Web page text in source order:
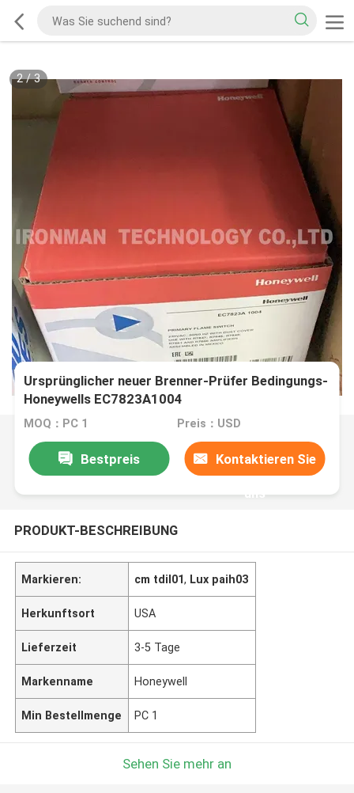
2/3
Ursprünglicher neuer Brenner-Prüfer Bedingungs-
Honeywells EC7823A1004
MOQ：PC 1 Preis：USD
Bestpreis Kontaktieren Sie
uns
PRODUKT-BESCHREIBUNG
Markieren: cm tdil01, Lux paih03
Herkunftsort USA
Lieferzeit 3-5 Tage
Markenname Honeywell
Min Bestellmenge PC 1
Sehen Sie mehr an